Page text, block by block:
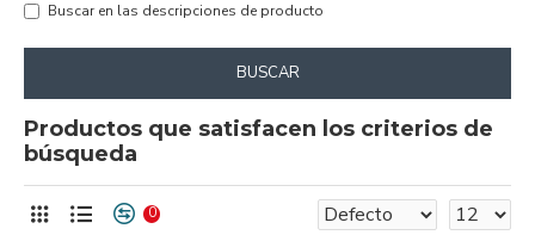
Buscar en las descripciones de producto
BUSCAR
Productos que satisfacen los criterios de
búsqueda
0